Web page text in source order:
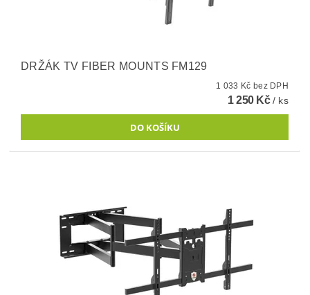
DRŽÁK TV FIBER MOUNTS FM129
1 033 Kč bez DPH
1 250 Kč/ ks